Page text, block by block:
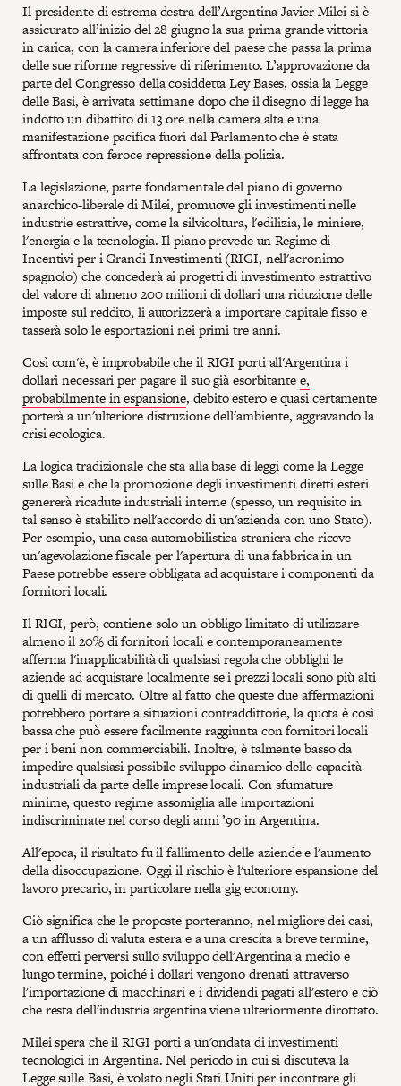
Il presidente di estrema destra dell’Argentina Javier Milei si è
assicurato all’inizio del 28 giugno la sua prima grande vittoria
in carica, con la camera inferiore del paese che passa la prima
delle sue riforme regressive di riferimento. L’approvazione da
parte del Congresso della cosiddetta Ley Bases, ossia la Legge
delle Basi, è arrivata settimane dopo che il disegno di legge ha
indotto un dibattito di 13 ore nella camera alta e una
manifestazione pacifica fuori dal Parlamento che è stata
affrontata con feroce repressione della polizia.
La legislazione, parte fondamentale del piano di governo
anarchico-liberale di Milei, promuove gli investimenti nelle
industrie estrattive, come la silvicoltura, l'edilizia, le miniere,
l'energia e la tecnologia. Il piano prevede un Regime di
Incentivi per i Grandi Investimenti (RIGI, nell'acronimo
spagnolo) che concederà ai progetti di investimento estrattivo
del valore di almeno 200 milioni di dollari una riduzione delle
imposte sul reddito, li autorizzerà a importare capitale fisso e
tasserà solo le esportazioni nei primi tre anni.
Così com'è, è improbabile che il RIGI porti all'Argentina i
dollari necessari per pagare il suo già esorbitantee,
probabilmente in espansione, debito estero e quasi certamente
porterà a un'ulteriore distruzione dell'ambiente, aggravando la
crisi ecologica.
La logica tradizionale che sta alla base di leggi come la Legge
sulle Basi è che la promozione degli investimenti diretti esteri
genererà ricadute industriali interne (spesso, un requisito in
tal senso è stabilito nell'accordo di un'azienda con uno Stato).
Per esempio, una casa automobilistica straniera che riceve
un'agevolazione fiscale per l'apertura di una fabbrica in un
Paese potrebbe essere obbligata ad acquistare i componenti da
fornitori locali.
Il RIGI, però, contiene solo un obbligo limitato di utilizzare
almeno il 20% di fornitori locali e contemporaneamente
afferma l'inapplicabilità di qualsiasi regola che obblighi le
aziende ad acquistare localmente se i prezzi locali sono più alti
di quelli di mercato. Oltre al fatto che queste due affermazioni
potrebbero portare a situazioni contraddittorie, la quota è così
bassa che può essere facilmente raggiunta con fornitori locali
per i beni non commerciabili. Inoltre, è talmente basso da
impedire qualsiasi possibile sviluppo dinamico delle capacità
industriali da parte delle imprese locali. Con sfumature
minime, questo regime assomiglia alle importazioni
indiscriminate nel corso degli anni ’90 in Argentina.
All'epoca, il risultato fu il fallimento delle aziende e l'aumento
della disoccupazione. Oggi il rischio è l'ulteriore espansione del
lavoro precario, in particolare nella gig economy.
Ciò significa che le proposte porteranno, nel migliore dei casi,
a un afflusso di valuta estera e a una crescita a breve termine,
con effetti perversi sullo sviluppo dell'Argentina a medio e
lungo termine, poiché i dollari vengono drenati attraverso
l'importazione di macchinari e i dividendi pagati all'estero e ciò
che resta dell'industria argentina viene ulteriormente dirottato.
Milei spera che il RIGI porti a un'ondata di investimenti
tecnologici in Argentina. Nel periodo in cui si discuteva la
Legge sulle Basi, è volato negli Stati Uniti perincontrare gli